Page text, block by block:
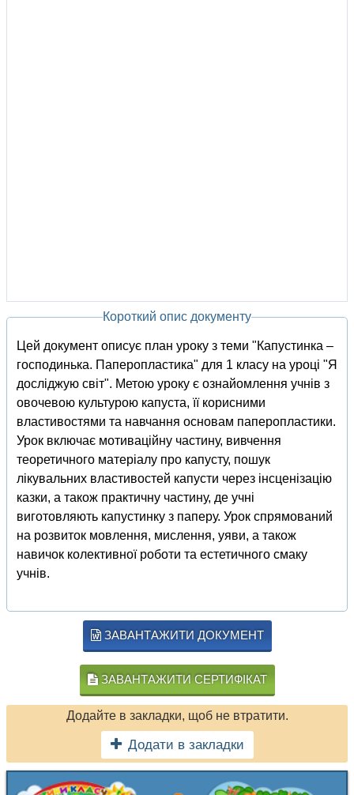
Короткий опис документу
Цей документ описує план уроку з теми "Капустинка –
господинька. Паперопластика" для 1 класу на уроці "Я
досліджую світ". Метою уроку є ознайомлення учнів з
овочевою культурою капуста, її корисними
властивостями та навчання основам паперопластики.
Урок включає мотиваційну частину, вивчення
теоретичного матеріалу про капусту, пошук
лікувальних властивостей капусти через інсценізацію
казки, а також практичну частину, де учні
виготовляють капустинку з паперу. Урок спрямований
на розвиток мовлення, мислення, уяви, а також
навичок колективної роботи та естетичного смаку
учнів.
ЗАВАНТАЖИТИ ДОКУМЕНТ
ЗАВАНТАЖИТИ СЕРТИФІКАТ
Додайте в закладки, щоб не втратити.
Додати в закладки